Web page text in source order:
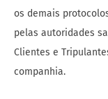
os demais
pelas autoridades
Clientes e
companhia.